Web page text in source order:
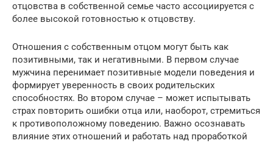
отцовства в собственной семье часто ассоциируется с
более высокой готовностью к отцовству.
Отношения с собственным отцом могут быть как
позитивными, так и негативными. В первом случае
мужчина перенимает позитивные модели поведения и
формирует уверенность в своих родительских
способностях. Во втором случае – может испытывать
страх повторить ошибки отца или, наоборот, стремиться
к противоположному поведению. Важно осознавать
влияние этих отношений и работать над проработкой